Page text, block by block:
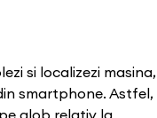
si localizezi masina,
smartphone. Astfel,